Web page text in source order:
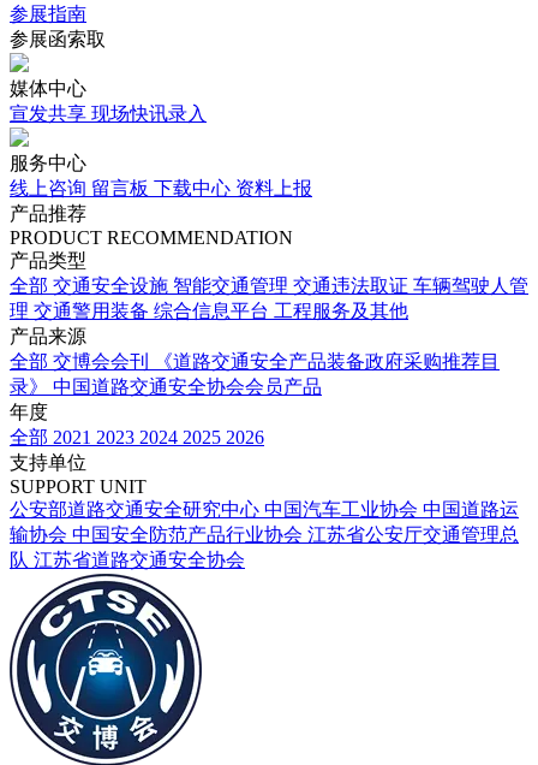
参展指南
参展函索取
媒体中心
宣发共享 现场快讯录入
服务中心
线上咨询 留言板 下载中心 资料上报
产品推荐
PRODUCT RECOMMENDATION
产品类型
全部 交通安全设施 智能交通管理 交通违法取证 车辆驾驶人管
理 交通警用装备 综合信息平台 工程服务及其他
产品来源
全部 交博会会刊
《道路交通安全产品装备政府采购推荐目
录》 中国道路交通安全协会会员产品
年度
全部 2021 2023 2024 2025 2026
支持单位
SUPPORT UNIT
公安部道路交通安全研究中心 中国汽车工业协会 中国道路运
输协会 中国安全防范产品行业协会 江苏省公安厅交通管理总
队 江苏省道路交通安全协会